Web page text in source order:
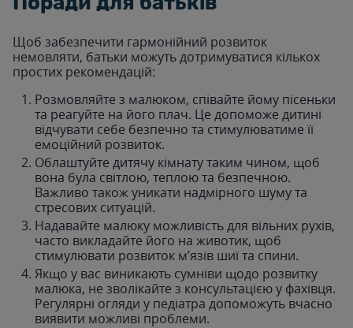
Щоб забезпечити гармонійний розвиток
немовляти, батьки можуть дотримуватися кількох
простих рекомендацій:
Розмовляйте з малюком, співайте йому пісеньки
та реагуйте на його плач. Це допоможе дитині
відчувати себе безпечно та стимулюватиме її
емоційний розвиток.
Облаштуйте дитячу кімнату таким чином, щоб
вона була світлою, теплою та безпечною.
Важливо також уникати надмірного шуму та
стресових ситуацій.
Надавайте малюку можливість для вільних рухів,
часто викладайте його на животик, щоб
стимулювати розвиток м’язів шиї та спини.
Якщо у вас виникають сумніви щодо розвитку
малюка, не зволікайте з консультацією у фахівця.
Регулярні огляди у педіатра допоможуть вчасно
виявити можливі проблеми.